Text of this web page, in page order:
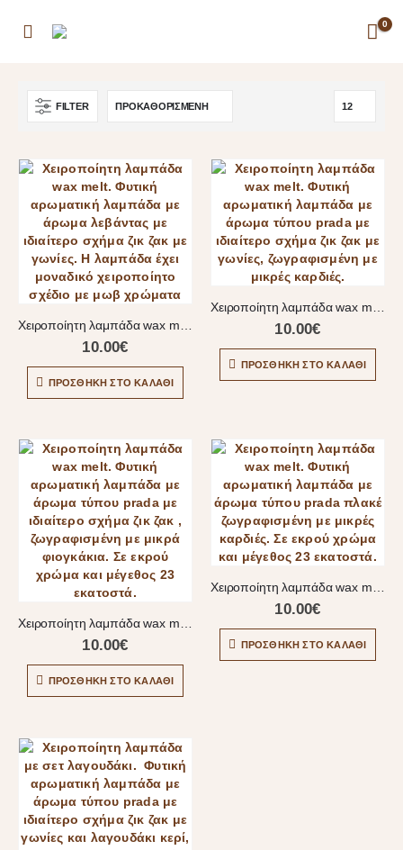
0
FILTER
10.00€
ΠΡΟΣΘΉΚΗ ΣΤΟ ΚΑΛΆΘΙ
10.00€
ΠΡΟΣΘΉΚΗ ΣΤΟ ΚΑΛΆΘΙ
Χειροποίητη λαμπάδα wax melt
10.00€
ΠΡΟΣΘΉΚΗ ΣΤΟ ΚΑΛΆΘΙ
Χειροποίητη λαμπάδα wax melt
10.00€
ΠΡΟΣΘΉΚΗ ΣΤΟ ΚΑΛΆΘΙ